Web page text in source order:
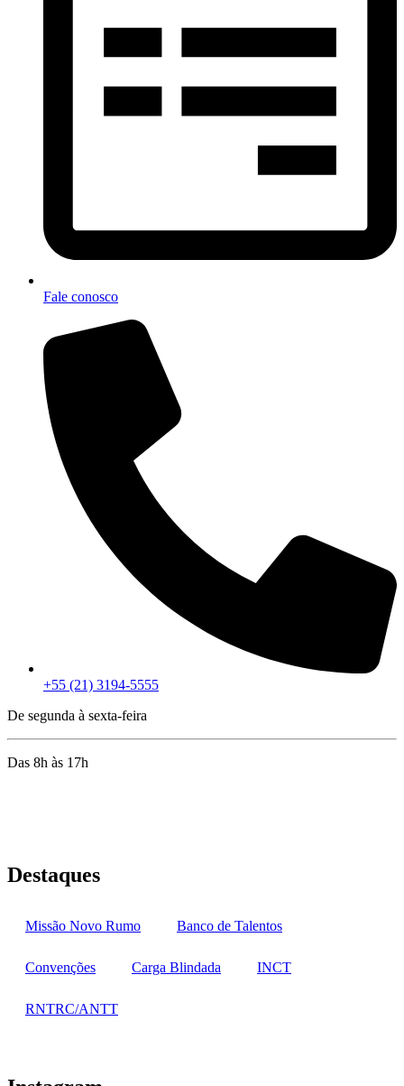
Fale conosco
+55 (21) 3194-5555
De segunda à sexta-feira
Das 8h às 17h
Destaques
Missão Novo Rumo Banco de Talentos
Convenções Carga Blindada INCT
RNTRC/ANTT